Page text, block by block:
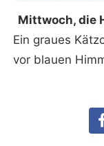
Mittwoch, die
Ein graues
vor blauen